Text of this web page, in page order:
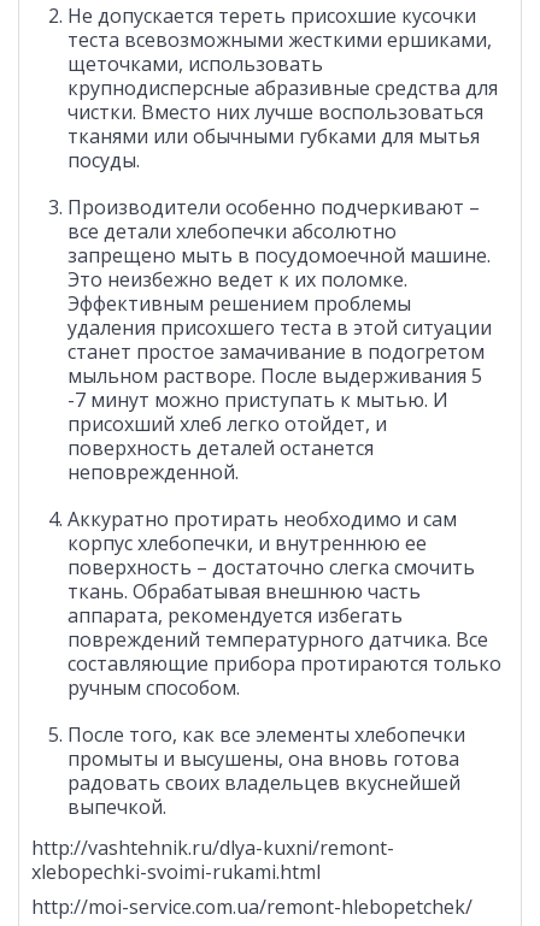
Не допускается тереть присохшие кусочки
теста всевозможными жесткими ершиками,
щеточками, использовать
крупнодисперсные абразивные средства для
чистки. Вместо них лучше воспользоваться
тканями или обычными губками для мытья
посуды.
Производители особенно подчеркивают –
все детали хлебопечки абсолютно
запрещено мыть в посудомоечной машине.
Это неизбежно ведет к их поломке.
Эффективным решением проблемы
удаления присохшего теста в этой ситуации
станет простое замачивание в подогретом
мыльном растворе. После выдерживания 5
-7 минут можно приступать к мытью. И
присохший хлеб легко отойдет, и
поверхность деталей останется
неповрежденной.
Аккуратно протирать необходимо и сам
корпус хлебопечки, и внутреннюю ее
поверхность – достаточно слегка смочить
ткань. Обрабатывая внешнюю часть
аппарата, рекомендуется избегать
повреждений температурного датчика. Все
составляющие прибора протираются только
ручным способом.
После того, как все элементы хлебопечки
промыты и высушены, она вновь готова
радовать своих владельцев вкуснейшей
выпечкой.
http://vashtehnik.ru/dlya-kuxni/remont-
xlebopechki-svoimi-rukami.html
http://moi-service.com.ua/remont-hlebopetchek/